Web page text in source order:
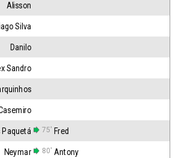
Alisson
Silva
Danilo
Sandro
Paquetá 75' Fred
Neymar 80' Antony